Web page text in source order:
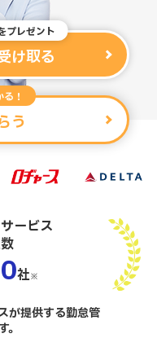
プレゼント
け取る
！
う
ービス
社※
が提供する勤怠管